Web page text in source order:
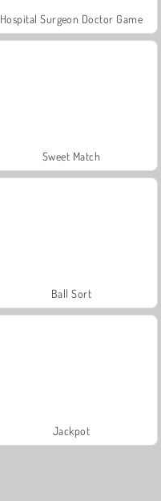
Hospital Surgeon Doctor Game
Sweet Match
Ball Sort
Jackpot